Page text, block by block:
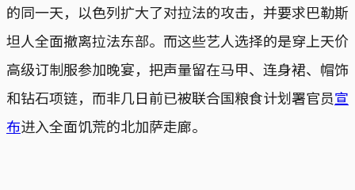
的同一天，以色列扩大了对拉法的攻击，并要求巴勒斯
坦人全面撤离拉法东部。而这些艺人选择的是穿上天价
高级订制服参加晚宴，把声量留在马甲、连身裙、帽饰
和钻石项链，而非几日前已被联合国粮食计划署官员宣
布进入全面饥荒的北加萨走廊。